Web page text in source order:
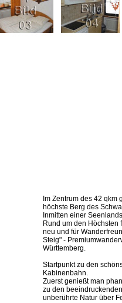
Im Zentrum des 42
höchste Berg des
Inmitten einer
Rund um den Höchsten
neu und für
Steig" -
Württemberg.
Startpunkt zu den
Kabinenbahn.
Zuerst genießt man
zu den
unberührte Natur über